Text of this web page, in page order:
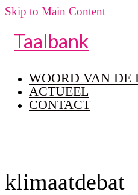
Skip to Main Content
Taalbank
WOORD VAN DE
ACTUEEL
CONTACT
klimaatdebat